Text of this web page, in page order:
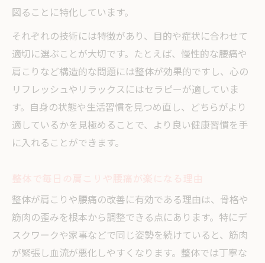
整体が肩こり腰痛に効果的な理由を徹底解
説
整体で慢性的な肩こり腰痛を根本改善する
方法
整体施術がつらい痛みを和らげる仕組みと
は
整体と他のケアの違いを肩こり腰痛で比較
整体選択で肩こり腰痛を予防するためのコ
整体に行くタイミングと不調のサインを解
説
整体の必要性を感じる具体的な症状と例
整体院を選ぶ前に知っておきたい判断基準
図ることに特化しています。
それぞれの技術には特徴があり、目的や症状に合わせて
適切に選ぶことが大切です。たとえば、慢性的な腰痛や
肩こりなど構造的な問題には整体が効果的ですし、心の
リフレッシュやリラックスにはセラピーが適していま
す。自身の状態や生活習慣を見つめ直し、どちらがより
適しているかを見極めることで、より良い健康習慣を手
に入れることができます。
整体が肩こりや腰痛の改善に有効である理由は、骨格や
筋肉の歪みを根本から調整できる点にあります。特にデ
スクワークや家事などで同じ姿勢を続けていると、筋肉
が緊張し血流が悪化しやすくなります。整体では丁寧な